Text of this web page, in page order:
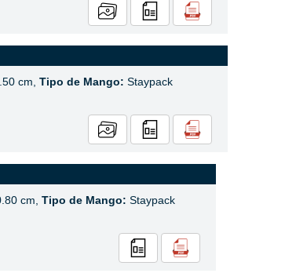
cm, Tipo de Mango: Staypack
cm, Tipo de Mango: Staypack